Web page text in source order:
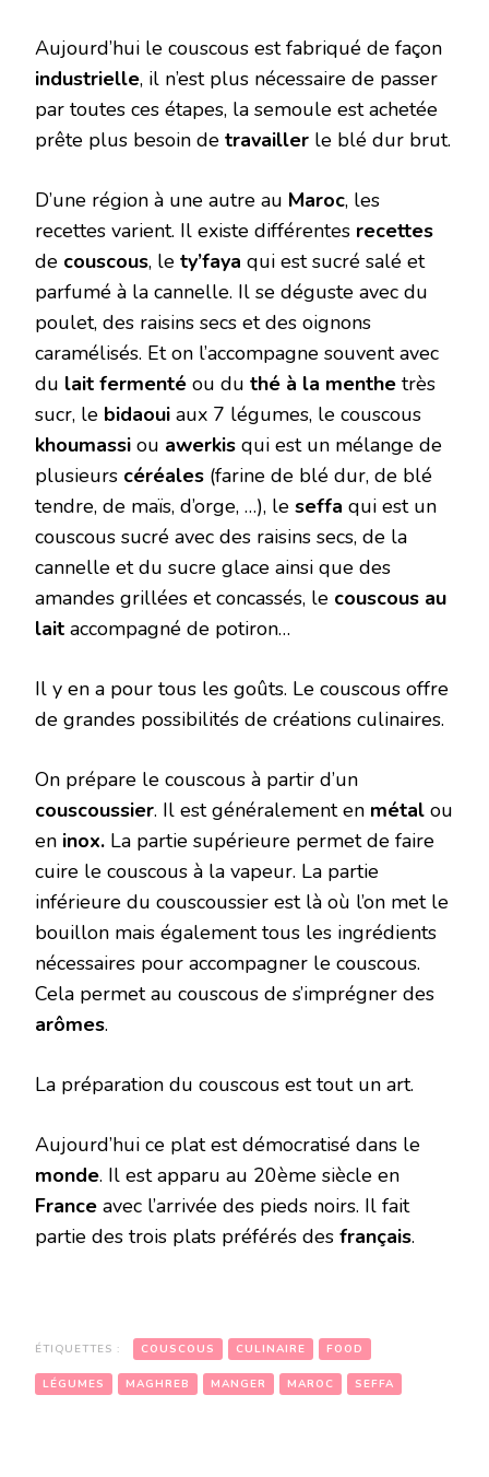
Aujourd’hui le couscous est fabriqué de façon
industrielle, il n’est plus nécessaire de passer
par toutes ces étapes, la semoule est achetée
prête plus besoin de travailler le blé dur brut.
D’une région à une autre au Maroc, les
recettes varient. Il existe différentes recettes
de couscous, le ty’faya qui est sucré salé et
parfumé à la cannelle. Il se déguste avec du
poulet, des raisins secs et des oignons
caramélisés. Et on l’accompagne souvent avec
du lait fermenté ou du thé à la menthe très
sucr, le bidaoui aux 7 légumes, le couscous
khoumassi ou awerkis qui est un mélange de
plusieurs céréales (farine de blé dur, de blé
tendre, de maïs, d’orge, …), le seffa qui est un
couscous sucré avec des raisins secs, de la
cannelle et du sucre glace ainsi que des
amandes grillées et concassés, le couscous au
lait accompagné de potiron…
Il y en a pour tous les goûts. Le couscous offre
de grandes possibilités de créations culinaires.
On prépare le couscous à partir d’un
couscoussier. Il est généralement en métal ou
en inox. La partie supérieure permet de faire
cuire le couscous à la vapeur. La partie
inférieure du couscoussier est là où l’on met le
bouillon mais également tous les ingrédients
nécessaires pour accompagner le couscous.
Cela permet au couscous de s’imprégner des
arômes.
La préparation du couscous est tout un art.
Aujourd’hui ce plat est démocratisé dans le
monde. Il est apparu au 20ème siècle en
France avec l’arrivée des pieds noirs. Il fait
partie des trois plats préférés des français.
ÉTIQUETTES : COUSCOUS CULINAIRE FOOD
LÉGUMES MAGHREB MANGER MAROC SEFFA